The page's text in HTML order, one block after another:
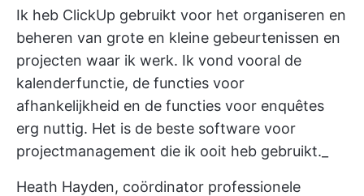
Ik heb ClickUp gebruikt voor het organiseren en
beheren van grote en kleine gebeurtenissen en
projecten waar ik werk. Ik vond vooral de
kalenderfunctie, de functies voor
afhankelijkheid en de functies voor enquêtes
erg nuttig. Het is de beste software voor
projectmanagement die ik ooit heb gebruikt._
Heath Hayden, coördinator professionele